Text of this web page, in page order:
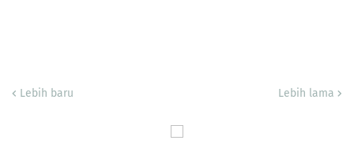
Lebih baru Lebih lama